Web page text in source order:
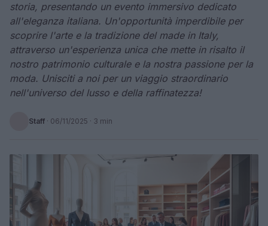
storia, presentando un evento immersivo dedicato
all'eleganza italiana. Un'opportunità imperdibile per
scoprire l'arte e la tradizione del made in Italy,
attraverso un'esperienza unica che mette in risalto il
nostro patrimonio culturale e la nostra passione per la
moda. Unisciti a noi per un viaggio straordinario
nell'universo del lusso e della raffinatezza!
Staff · 06/11/2025 · 3 min